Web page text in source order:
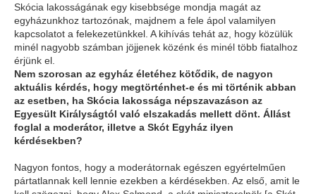
Skócia lakosságának egy kisebbsége mondja magát az
egyházunkhoz tartozónak, majdnem a fele ápol valamilyen
kapcsolatot a felekezetünkkel. A kihívás tehát az, hogy közülük
minél nagyobb számban jöjjenek közénk és minél több fiatalhoz
érjünk el.
Nem szorosan az egyház életéhez kötődik, de nagyon
aktuális kérdés, hogy megtörténhet-e és mi történik abban
az esetben, ha Skócia lakossága népszavazáson az
Egyesült Királyságtól való elszakadás mellett dönt. Állást
foglal a moderátor, illetve a Skót Egyház ilyen
kérdésekben?
Nagyon fontos, hogy a moderátornak egészen egyértelműen
pártatlannak kell lennie ezekben a kérdésekben. Az első, amit le